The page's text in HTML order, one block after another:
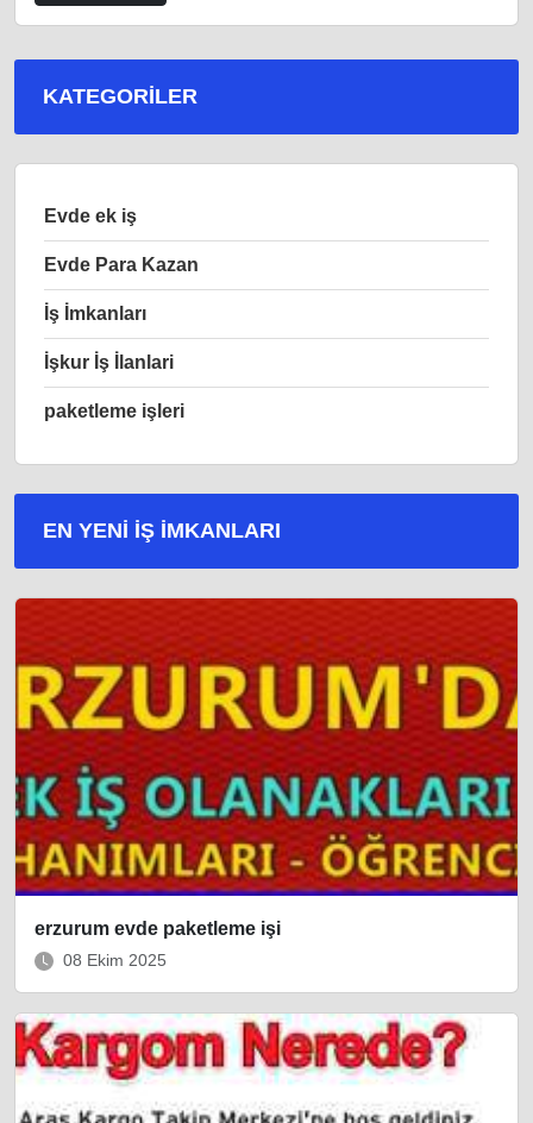
KATEGORILER
Evde ek iş
Evde Para Kazan
İş İmkanları
İşkur İş İlanlari
paketleme işleri
EN YENI İŞ IMKANLARI
erzurum evde paketleme işi
08 Ekim 2025